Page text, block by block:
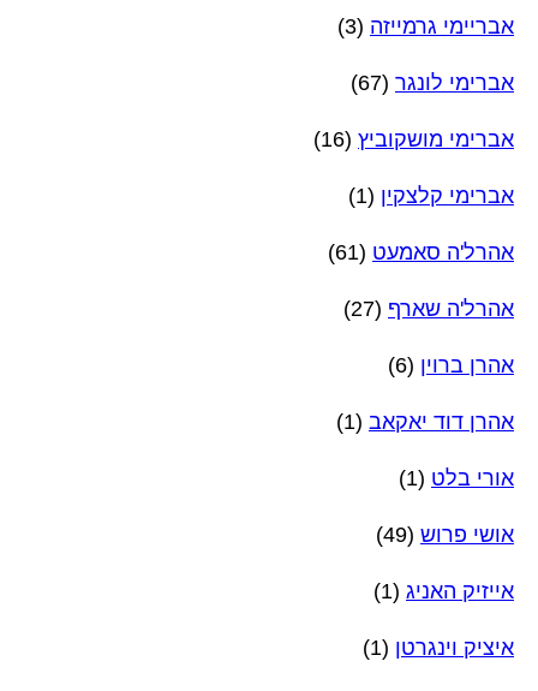
אבריימי גרמייזה (3)
אברימי לונגר (67)
אברימי מושקוביץ (16)
אברימי קלצקין (1)
אהרל'ה סאמעט (61)
אהרל'ה שארף (27)
אהרן ברוין (6)
אהרן דוד יאקאב (1)
אורי בלט (1)
אושי פרוש (49)
אייזיק האניג (1)
איציק וינגרטן (1)